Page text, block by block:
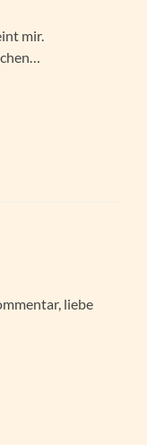
mir.
liebe